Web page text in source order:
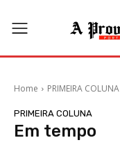
Home PRIMEIRA COLUNA
PRIMEIRA COLUNA
Em tempo